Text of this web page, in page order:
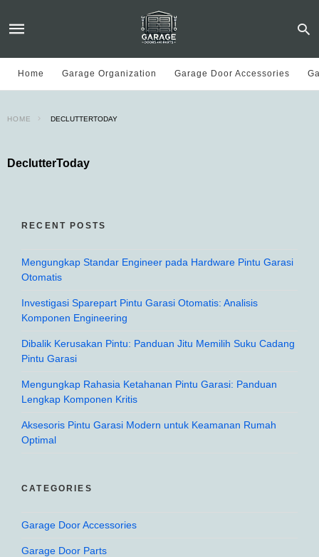
Home Garage Organization Garage Door Accessories
HOME DECLUTTERTODAY
DeclutterToday
RECENT POSTS
Mengungkap Standar Engineer pada Hardware Pintu Garasi
Otomatis
Investigasi Sparepart Pintu Garasi Otomatis: Analisis
Komponen Engineering
Dibalik Kerusakan Pintu: Panduan Jitu Memilih Suku Cadang
Pintu Garasi
Mengungkap Rahasia Ketahanan Pintu Garasi: Panduan
Lengkap Komponen Kritis
Aksesoris Pintu Garasi Modern untuk Keamanan Rumah
Optimal
CATEGORIES
Garage Door Accessories
Garage Door Parts